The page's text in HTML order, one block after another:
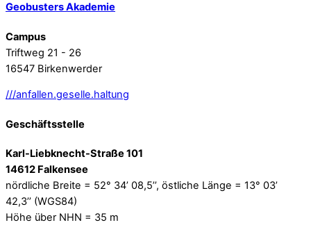
Geobusters Akademie
Campus
Triftweg 21 - 26
16547 Birkenwerder
///anfallen.geselle.haltung
Geschäftsstelle
Karl-Liebknecht-Straße 101
14612 Falkensee
nördliche Breite = 52° 34’ 08,5’’, östliche Länge = 13° 03’
42,3’’ (WGS84)
Höhe über NHN = 35 m